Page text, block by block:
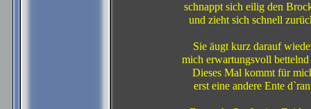
schnappt sich eilig den
und zieht sich schnell
Sie äugt kurz darauf
mich erwartungsvoll bettelnd
Dieses Mal kommt für
erst eine andere Ente